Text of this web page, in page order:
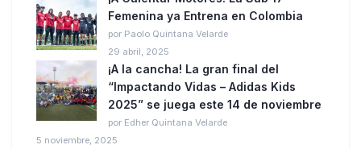
Femenina ya Entrena en Colombia
por Paolo Quintana Velarde
29 abril, 2025
¡A la cancha! La gran final del
“Impactando Vidas – Adidas Kids
2025” se juega este 14 de noviembre
por Edher Quintana Velarde
5 noviembre, 2025